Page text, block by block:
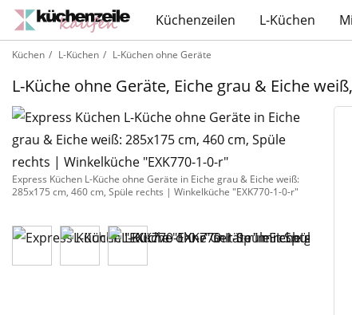
Küchenzeilen L-Küchen
Küchen L-Küchen L-Küchen ohne Geräte
L-Küche ohne Geräte, Eiche grau & Eiche
Express Küchen L-Küche ohne Geräte in Eiche grau & Eiche weiß:
285x175 cm, 460 cm, Spüle rechts | Winkelküche "EXK770-1-0-r"